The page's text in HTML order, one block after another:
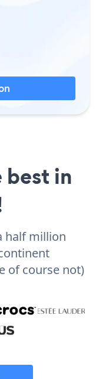
best in
half million
of course not)